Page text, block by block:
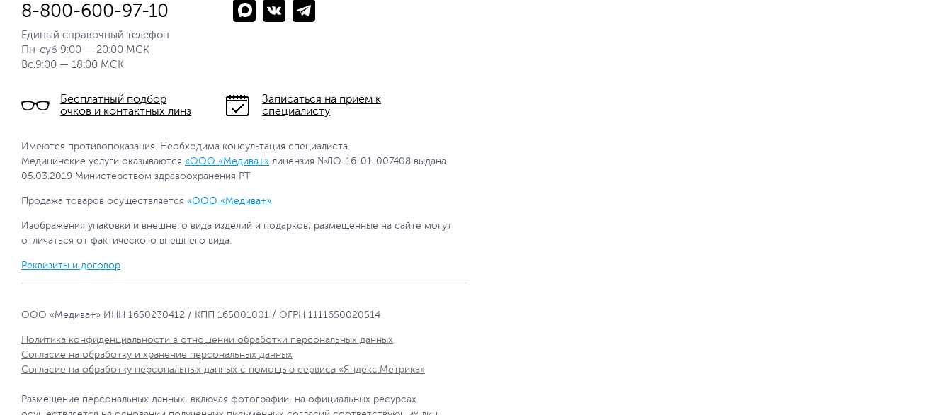
8-800-600-97-10
Единый справочный телефон
Пн-суб 9:00 — 20:00 МСК
Вс.9:00 — 18:00 МСК
Бесплатный подбор
очков и контактных линз
Записаться на прием к
специалисту
Имеются противопоказания. Необходима консультация специалиста.
Медицинские услуги оказываются «ООО «Медива+» лицензия №ЛО-16-01-007408 выдана
05.03.2019 Министерством здравоохранения РТ
Продажа товаров осуществляется «ООО «Медива+»
Изображения упаковки и внешнего вида изделий и подарков, размещенные на сайте могут
отличаться от фактического внешнего вида.
Реквизиты и договор
ООО «Медива+» ИНН 1650230412 / КПП 165001001 / ОГРН 1111650020514
Политика конфиденциальности в отношении обработки персональных данных
Согласие на обработку и хранение персональных данных
Согласие на обработку персональных данных с помощью сервиса «Яндекс.Метрика»
Размещение персональных данных, включая фотографии, на официальных ресурсах